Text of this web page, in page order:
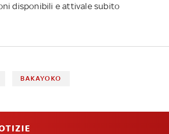
disponibili e attivale subito
BAKAYOKO